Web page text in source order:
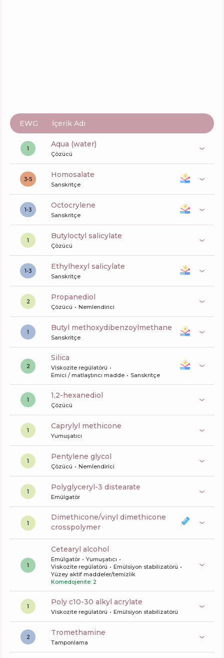
EWG İçerik Adı
1 aqua (water)
Çözücü
3-5 Homosalate
Sanskritçe
1-3 octocrylene
Sanskritçe
1 butyloctyl salicylate
Çözücü
1-3 ethylhexyl salicylate
Sanskritçe
2 propanediol
Çözücü Nemlendirici
1 butyl methoxydibenzoylmethane
Sanskritçe
2
silica
Viskozite regülatörü
Emici / matlaştırıcı madde
Sanskritçe
1 1,2-hexanediol
Çözücü
1 caprylyl methicone
Yumuşatıcı
1 pentylene glycol
Çözücü Nemlendirici
1 polyglyceryl-3 distearate
Emülgatör
1
dimethicone/vinyl dimethicone
crosspolymer
1
cetearyl alcohol
Emülgatör
Yumuşatıcı
Viskozite regülatörü
Emülsiyon stabilizatörü
Yüzey aktif maddeler/temizlik
Komedojenite: 2
1 poly c10-30 alkyl acrylate
Viskozite regülatörü Emülsiyon stabilizatörü
2 tromethamine
Tamponlama